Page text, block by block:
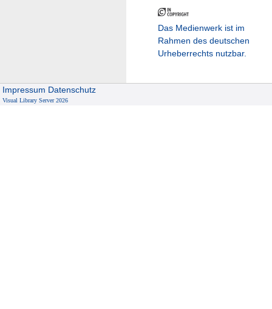
Das Medienwerk ist im
Rahmen des deutschen
Urheberrechts nutzbar.
Impressum Datenschutz
Visual Library Server 2026